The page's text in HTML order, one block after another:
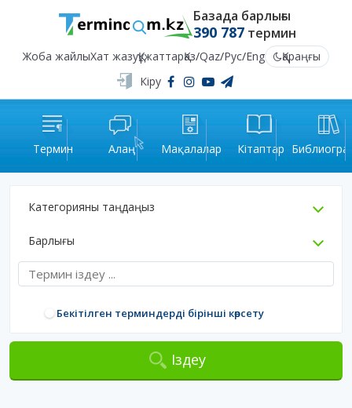
Базада барлығы
390 787термин
Жоба жайлыХат жазуҚұжаттарҚаз/Qaz/Рус/Eng
Қараңғы
Кіру
Термин Алаң Мақалалар Кітаптар
Категорияны таңдаңыз
Барлығы
Бекітілген терминдерді бірінші көрсету
Іздеу